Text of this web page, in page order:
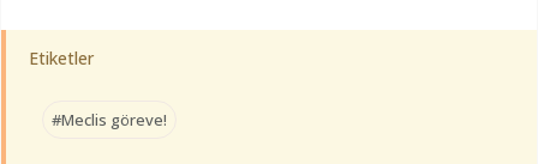
Etiketler
#Meclis göreve!